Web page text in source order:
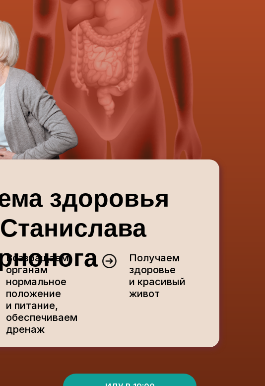
здоровья
Возвращаем
органам
нормальное
положение
и питание,
обеспечиваем
дренаж
Получаем
здоровье
и красивый
живот